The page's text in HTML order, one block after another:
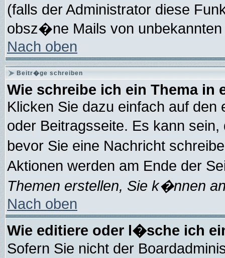
(falls der Administrator diese
obsz�ne Mails von
Nach oben
Beitr�ge schreiben
Wie schreibe ich ein Thema in
Klicken Sie dazu einfach auf
oder Beitragsseite. Es kann
bevor Sie eine Nachricht
Aktionen werden am Ende der
Themen erstellen, Sie k�nnen
Nach oben
Wie editiere oder l�sche ich
Sofern Sie nicht der